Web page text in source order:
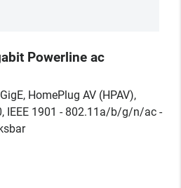
Powerline ac
HomePlug AV (HPAV),
IEEE 1901 - 802.11a/b/g/n/ac -